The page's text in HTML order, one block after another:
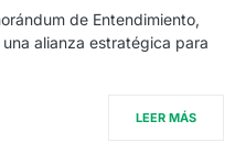
de Entendimiento,
alianza estratégica para
LEER MÁS